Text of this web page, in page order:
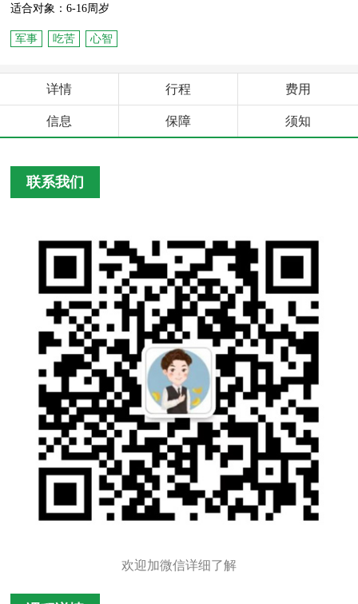
适合对象：6-16周岁
军事 吃苦 心智
详情 行程 费用
信息 保障 须知
联系我们
欢迎加微信详细了解